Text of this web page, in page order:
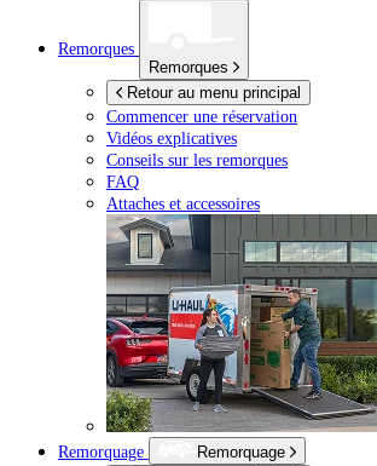
Remorques
Remorques
Retour au menu principal
Commencer une réservation
Vidéos explicatives
Conseils sur les remorques
FAQ
Attaches et accessoires
Remorquage
Remorquage